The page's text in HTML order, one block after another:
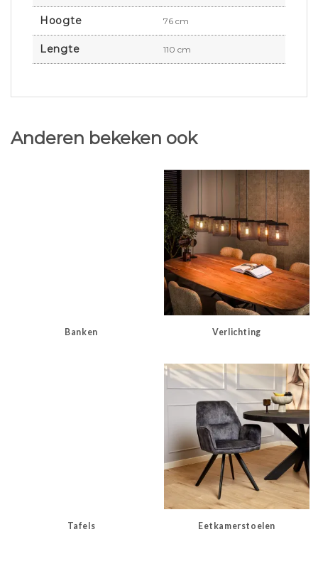
Hoogte 76 cm
Lengte 110 cm
Anderen bekeken ook
Banken Verlichting
Tafels Eetkamerstoelen